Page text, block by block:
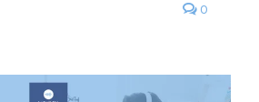
0